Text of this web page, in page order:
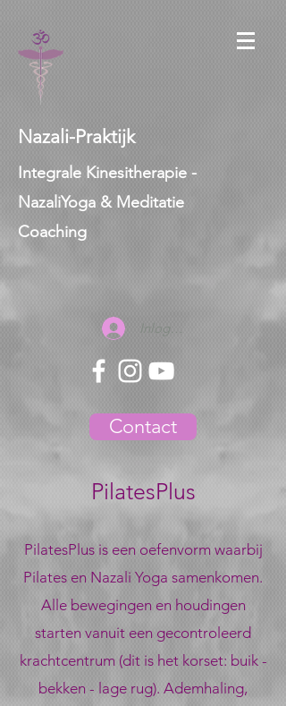
Nazali-Praktijk
Integrale Kinesitherapie -
NazaliYoga & Meditatie
Coaching
Inloggen
Contact
PilatesPlus
PilatesPlus is een oefenvorm waarbij
Pilates en Nazali Yoga samenkomen.
Alle bewegingen en houdingen
starten vanuit een gecontroleerd
krachtcentrum (dit is het korset: buik -
bekken - lage rug). Ademhaling,